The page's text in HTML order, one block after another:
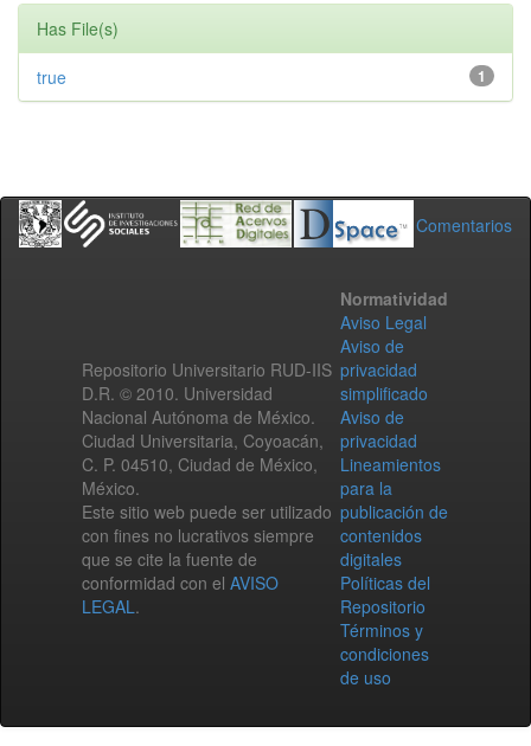
Has File(s)
1
true
Comentarios
Repositorio Universitario RUD-IIS
D.R. © 2010. Universidad
Nacional Autónoma de México.
Ciudad Universitaria, Coyoacán,
C. P. 04510, Ciudad de México,
México.
Este sitio web puede ser utilizado
con fines no lucrativos siempre
que se cite la fuente de
conformidad con el AVISO
LEGAL.
Normatividad
Aviso Legal
Aviso de
privacidad
simplificado
Aviso de
privacidad
Lineamientos
para la
publicación de
contenidos
digitales
Políticas del
Repositorio
Términos y
condiciones
de uso